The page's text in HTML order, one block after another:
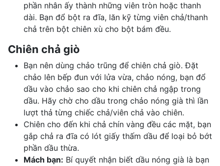
phần nhân ấy thành những viên tròn hoặc thanh
dài. Bạn đổ bột ra đĩa, lăn kỹ từng viên chả/thanh
chả trên bột chiên xù cho bột bám đều.
Chiên chả giò
Bạn nên dùng chảo trũng để chiên chả giò. Đặt
chảo lên bếp đun với lửa vừa, chảo nóng, bạn đổ
dầu vào chảo sao cho khi chiên chả ngập trong
dầu. Hãy chờ cho dầu trong chảo nóng già thì lần
lượt thả từng chiếc chả/viên chả vào chiên.
Chiên cho đến khi chả chín vàng đều các mặt, bạn
gắp chả ra đĩa có lót giấy thấm dầu để loại bỏ bớt
phần dầu thừa.
Mách bạn: Bí quyết nhận biết dầu nóng già là bạn